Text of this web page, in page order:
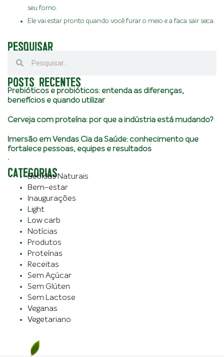
seu forno.
Ele vai estar pronto quando você furar o meio e a faca sair seca.
PESQUISAR
POSTS RECENTES
Prebióticos e probióticos: entenda as diferenças,
benefícios e quando utilizar
Cerveja com proteína: por que a indústria está mudando?
Imersão em Vendas Cia da Saúde: conhecimento que
fortalece pessoas, equipes e resultados
CATEGORIAS
.
Bebidas Naturais
Bem-estar
Inaugurações
Light
Low carb
Notícias
Produtos
Proteínas
Receitas
Sem Açúcar
Sem Glúten
Sem Lactose
Veganas
Vegetariano